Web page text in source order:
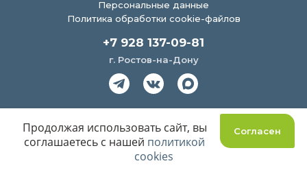
Персональные данные
Политика обработки cookie-файлов
+7 928 137-09-81
г. Ростов-на-Дону
Согласен
Продолжая использовать сайт, вы
соглашаетесь с нашей политикой
cookies